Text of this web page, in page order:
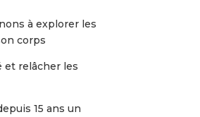
à explorer les
corps
et relâcher les
15 ans un